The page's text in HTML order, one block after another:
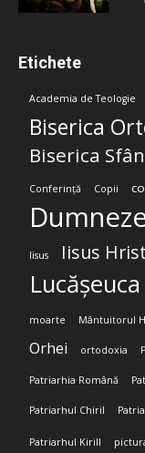
Etichete
Academia de Teologie
Biserica
Biserica
Conferință Copii
Iisus Iisus
Lucășeuca
moarte Mântuitorul
Orhei ortodoxia
Patriarhia Română
Patriarhul Chiril
Patriarhul Kirill